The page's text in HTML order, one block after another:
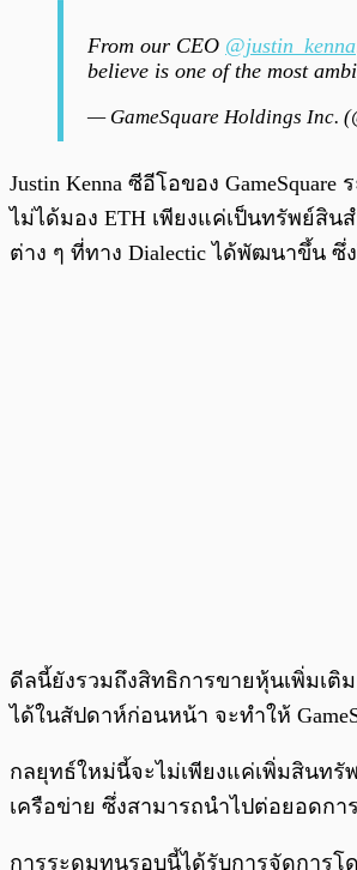
From our CEO @justin_kenna
believe is one of the most
— GameSquare Holdings Inc.
Justin Kenna ซีอีโอของ
ไม่ได้มอง ETH เพียงแค่เป็นทรัพย์สิน
ต่าง ๆ ที่ทาง Dialectic ได้พัฒนาขึ้น ซึ่
ดีลนี้ยังรวมถึงสิทธิการขายหุ้นเพิ่มเติ
ได้ในสัปดาห์ก่อนหน้า จะทำให้
กลยุทธ์ใหม่นี้จะไม่เพียงแค่เพิ่มสินทรั
เครือข่าย ซึ่งสามารถนำไปต่อยอดก
การระดมทุนรอบนี้ได้รับการจัดการโ